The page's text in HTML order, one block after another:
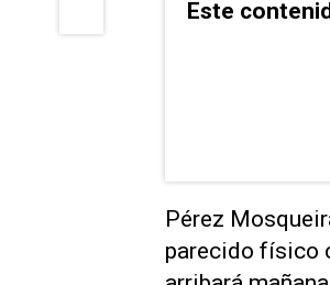
Este
Pérez
parecido físico